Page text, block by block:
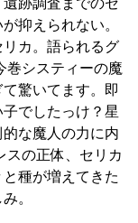
跡調査までのセ
抑えられない。
カ。語られるグ
巻システィーの魔
驚いてます。即
でしたっけ？星
な魔人の力に内
スの正体、セリカ
種が増えてきた
。